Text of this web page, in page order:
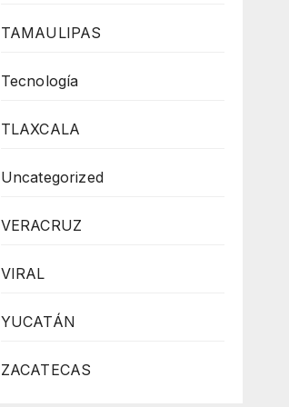
TAMAULIPAS
Tecnología
TLAXCALA
Uncategorized
VERACRUZ
VIRAL
YUCATÁN
ZACATECAS